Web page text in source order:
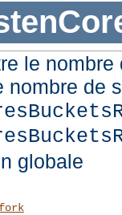
le
nombre de
globale